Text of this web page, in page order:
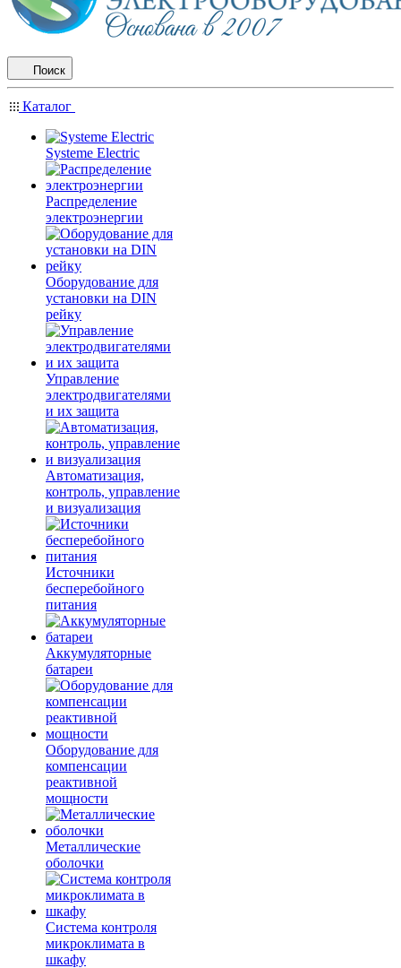
Поиск
Каталог
Systeme Electric
Распределение
электроэнергии
Оборудование для
установки на DIN
рейку
Управление
электродвигателями
и их защита
Автоматизация,
контроль, управление
и визуализация
Источники
бесперебойного
питания
Аккумуляторные
батареи
Оборудование для
компенсации
реактивной
мощности
Металлические
оболочки
Система контроля
микроклимата в
шкафу